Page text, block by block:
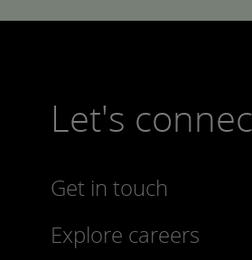
Let's
Get in touch
Explore careers